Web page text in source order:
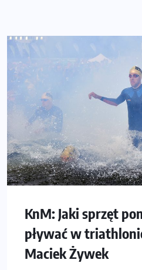
KnM: Jaki sprzęt
pływać w
Maciek Żywek